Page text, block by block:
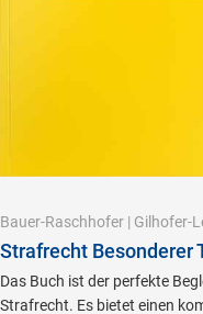
Bauer-Raschhofer | Gilhofer-
Strafrecht Besonderer
Das Buch ist der perfekte
Strafrecht. Es bietet einen